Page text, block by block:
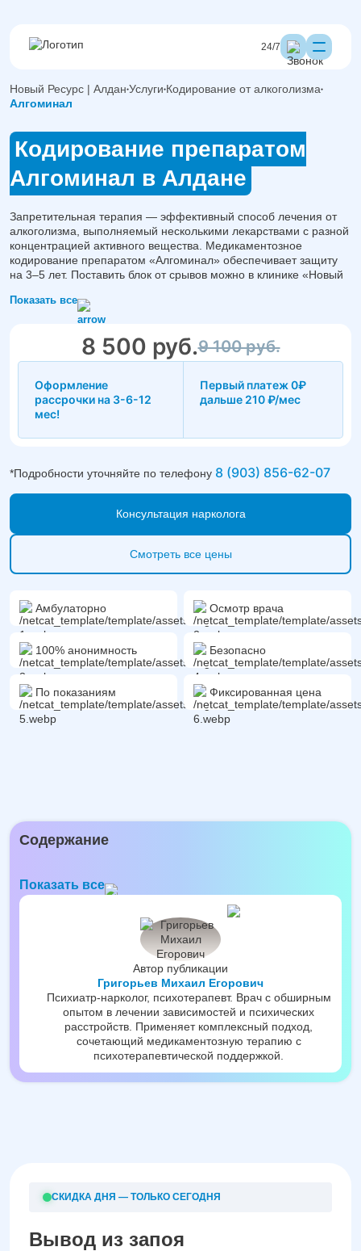
24/7
Новый Ресурс | Алдан Услуги Кодирование от алкоголизма
Алгоминал
Кодирование препаратом
Алгоминал в Алдане
Запретительная терапия — эффективный способ лечения от
алкоголизма, выполняемый несколькими лекарствами с разной
концентрацией активного вещества. Медикаментозное
кодирование препаратом «Алгоминал» обеспечивает защиту
на 3–5 лет. Поставить блок от срывов можно в клинике «Новый
нарколога доступны по круглосуточному телефону:
Показать все
9 100 руб.
8 500 руб.
Оформление
рассрочки на 3-6-12
мес!
Первый платеж 0₽
дальше 210 ₽/мес
*Подробности уточняйте по телефону 8 (903) 856-62-07
Консультация нарколога
Смотреть все цены
Амбулаторно Осмотр врача
100% анонимность Безопасно
По показаниям Фиксированная цена
Содержание
Показать все
Автор публикации
Григорьев Михаил Егорович
Психиатр-нарколог, психотерапевт. Врач с обширным
опытом в лечении зависимостей и психических
расстройств. Применяет комплексный подход,
сочетающий медикаментозную терапию с
психотерапевтической поддержкой.
СКИДКА ДНЯ — ТОЛЬКО СЕГОДНЯ
Вывод из запоя